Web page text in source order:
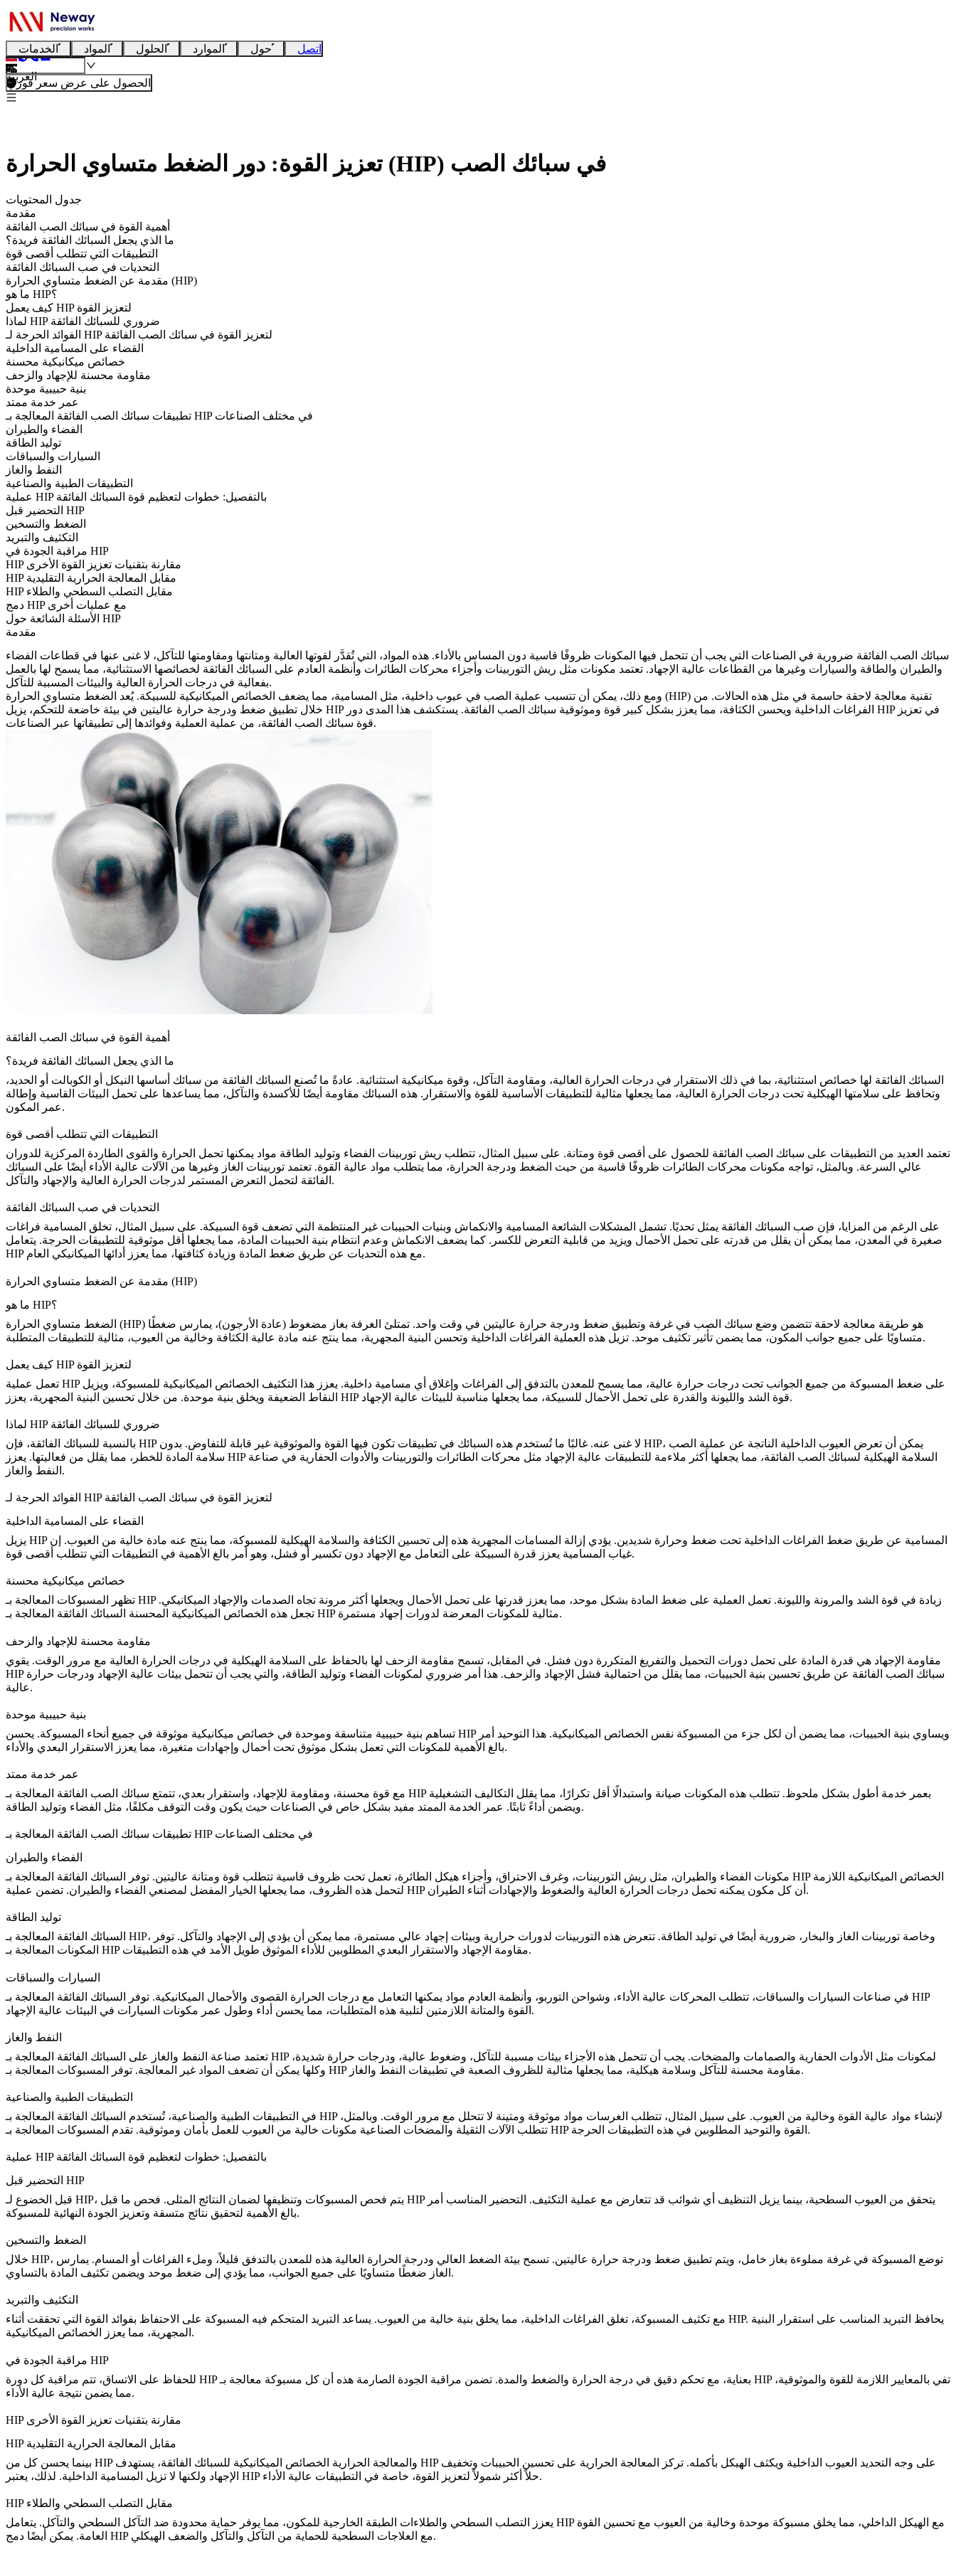
الخدمات المواد الحلول الموارد حول اتصل
العربية
الحصول على عرض سعر فوري
تعزيز القوة: دور الضغط متساوي الحرارة (HIP) في سبائك الصب
جدول المحتويات
مقدمة
أهمية القوة في سبائك الصب الفائقة
ما الذي يجعل السبائك الفائقة فريدة؟
التطبيقات التي تتطلب أقصى قوة
التحديات في صب السبائك الفائقة
مقدمة عن الضغط متساوي الحرارة (HIP)
ما هو HIP؟
كيف يعمل HIP لتعزيز القوة
لماذا HIP ضروري للسبائك الفائقة
الفوائد الحرجة لـ HIP لتعزيز القوة في سبائك الصب الفائقة
القضاء على المسامية الداخلية
خصائص ميكانيكية محسنة
مقاومة محسنة للإجهاد والزحف
بنية حبيبية موحدة
عمر خدمة ممتد
تطبيقات سبائك الصب الفائقة المعالجة بـ HIP في مختلف الصناعات
الفضاء والطيران
توليد الطاقة
السيارات والسباقات
النفط والغاز
التطبيقات الطبية والصناعية
عملية HIP بالتفصيل: خطوات لتعظيم قوة السبائك الفائقة
التحضير قبل HIP
الضغط والتسخين
التكثيف والتبريد
مراقبة الجودة في HIP
HIP مقارنة بتقنيات تعزيز القوة الأخرى
HIP مقابل المعالجة الحرارية التقليدية
HIP مقابل التصلب السطحي والطلاء
دمج HIP مع عمليات أخرى
الأسئلة الشائعة حول HIP
مقدمة
سبائك الصب الفائقة ضرورية في الصناعات التي يجب أن تتحمل فيها المكونات ظروفًا قاسية دون المساس بالأداء. هذه المواد، التي تُقدَّر لقوتها العالية ومتانتها ومقاومتها للتآكل، لا غنى عنها في قطاعات الفضاء
والطيران والطاقة والسيارات وغيرها من القطاعات عالية الإجهاد. تعتمد مكونات مثل ريش التوربينات وأجزاء محركات الطائرات وأنظمة العادم على السبائك الفائقة لخصائصها الاستثنائية، مما يسمح لها بالعمل
بفعالية في درجات الحرارة العالية والبيئات المسببة للتآكل.
ومع ذلك، يمكن أن تتسبب عملية الصب في عيوب داخلية، مثل المسامية، مما يضعف الخصائص الميكانيكية للسبيكة. يُعد الضغط متساوي الحرارة (HIP)
خلال تطبيق ضغط ودرجة حرارة عاليتين في بيئة خاضعة للتحكم، يزيل HIP الفراغات الداخلية ويحسن الكثافة، مما يعزز بشكل كبير قوة وموثوقية سبائك الصب الفائقة. يستكشف هذا المدى دور HIP في تعزيز
قوة سبائك الصب الفائقة، من عملية العملية وفوائدها إلى تطبيقاتها عبر الصناعات.
أهمية القوة في سبائك الصب الفائقة
ما الذي يجعل السبائك الفائقة فريدة؟
السبائك الفائقة لها خصائص استثنائية، بما في ذلك الاستقرار في درجات الحرارة العالية، ومقاومة التآكل، وقوة ميكانيكية استثنائية. عادةً ما تُصنع السبائك الفائقة من سبائك أساسها النيكل أو الكوبالت أو الحديد،
وتحافظ على سلامتها الهيكلية تحت درجات الحرارة العالية، مما يجعلها مثالية للتطبيقات الأساسية للقوة والاستقرار. هذه السبائك مقاومة أيضًا للأكسدة والتآكل، مما يساعدها على تحمل البيئات القاسية وإطالة
عمر المكون.
التطبيقات التي تتطلب أقصى قوة
تعتمد العديد من التطبيقات على سبائك الصب الفائقة للحصول على أقصى قوة ومتانة. على سبيل المثال، تتطلب ريش توربينات الفضاء وتوليد الطاقة مواد يمكنها تحمل الحرارة والقوى الطاردة المركزية للدوران
عالي السرعة. وبالمثل، تواجه مكونات محركات الطائرات ظروفًا قاسية من حيث الضغط ودرجة الحرارة، مما يتطلب مواد عالية القوة. تعتمد توربينات الغاز وغيرها من الآلات عالية الأداء أيضًا على السبائك
الفائقة لتحمل التعرض المستمر لدرجات الحرارة العالية والإجهاد والتآكل.
التحديات في صب السبائك الفائقة
على الرغم من المزايا، فإن صب السبائك الفائقة يمثل تحديًا. تشمل المشكلات الشائعة المسامية والانكماش وبنيات الحبيبات غير المنتظمة التي تضعف قوة السبيكة. على سبيل المثال، تخلق المسامية فراغات
صغيرة في المعدن، مما يمكن أن يقلل من قدرته على تحمل الأحمال ويزيد من قابلية التعرض للكسر. كما يضعف الانكماش وعدم انتظام بنية الحبيبات المادة، مما يجعلها أقل موثوقية للتطبيقات الحرجة. يتعامل
HIP
مع هذه التحديات عن طريق ضغط المادة وزيادة كثافتها، مما يعزز أدائها الميكانيكي العام.
مقدمة عن الضغط متساوي الحرارة (HIP)
ما هو HIP؟
الضغط متساوي الحرارة (HIP)
متساويًا على جميع جوانب المكون، مما يضمن تأثير تكثيف موحد. تزيل هذه العملية الفراغات الداخلية وتحسن البنية المجهرية، مما ينتج عنه مادة عالية الكثافة وخالية من العيوب، مثالية للتطبيقات المتطلبة.
كيف يعمل HIP لتعزيز القوة
تعمل عملية HIP على ضغط المسبوكة من جميع الجوانب تحت درجات حرارة عالية، مما يسمح للمعدن بالتدفق إلى الفراغات وإغلاق أي مسامية داخلية. يعزز هذا التكثيف الخصائص الميكانيكية للمسبوكة، ويزيل
النقاط الضعيفة ويخلق بنية موحدة. من خلال تحسين البنية المجهرية،
يعزز HIP قوة الشد والليونة والقدرة على تحمل الأحمال للسبيكة، مما يجعلها مناسبة للبيئات عالية الإجهاد.
لماذا HIP ضروري للسبائك الفائقة
بالنسبة للسبائك الفائقة، فإن HIP لا غنى عنه. غالبًا ما تُستخدم هذه السبائك في تطبيقات تكون فيها القوة والموثوقية غير قابلة للتفاوض. بدون HIP، يمكن أن تعرض العيوب الداخلية الناتجة عن عملية الصب
سلامة المادة للخطر، مما يقلل من فعاليتها.
يعزز HIP السلامة الهيكلية لسبائك الصب الفائقة، مما يجعلها أكثر ملاءمة للتطبيقات عالية الإجهاد مثل محركات الطائرات والتوربينات والأدوات الحفارية في صناعة
النفط والغاز.
الفوائد الحرجة لـ HIP لتعزيز القوة في سبائك الصب الفائقة
القضاء على المسامية الداخلية
يزيل HIP المسامية عن طريق ضغط الفراغات الداخلية تحت ضغط وحرارة شديدين. يؤدي إزالة المسامات المجهرية هذه إلى تحسين الكثافة والسلامة الهيكلية للمسبوكة، مما ينتج عنه مادة خالية من العيوب. إن
غياب المسامية يعزز قدرة السبيكة على التعامل مع الإجهاد دون تكسير أو فشل، وهو أمر بالغ الأهمية في التطبيقات التي تتطلب أقصى قوة.
خصائص ميكانيكية محسنة
تظهر المسبوكات المعالجة بـ HIP زيادة في قوة الشد والمرونة والليونة. تعمل العملية على ضغط المادة بشكل موحد، مما يعزز قدرتها على تحمل الأحمال ويجعلها أكثر مرونة تجاه الصدمات والإجهاد الميكانيكي.
تجعل هذه الخصائص الميكانيكية المحسنة السبائك الفائقة المعالجة بـ HIP مثالية للمكونات المعرضة لدورات إجهاد مستمرة.
مقاومة محسنة للإجهاد والزحف
مقاومة الإجهاد هي قدرة المادة على تحمل دورات التحميل والتفريغ المتكررة دون فشل. في المقابل، تسمح مقاومة الزحف لها بالحفاظ على السلامة الهيكلية في درجات الحرارة العالية مع مرور الوقت. يقوي
HIP سبائك الصب الفائقة عن طريق تحسين بنية الحبيبات، مما يقلل من احتمالية فشل الإجهاد والزحف. هذا أمر ضروري لمكونات الفضاء وتوليد الطاقة، والتي يجب أن تتحمل بيئات عالية الإجهاد ودرجات حرارة
عالية.
بنية حبيبية موحدة
تساهم بنية حبيبية متناسقة وموحدة في خصائص ميكانيكية موثوقة في جميع أنحاء المسبوكة. يحسن HIP ويساوي بنية الحبيبات، مما يضمن أن لكل جزء من المسبوكة نفس الخصائص الميكانيكية. هذا التوحيد أمر
بالغ الأهمية للمكونات التي تعمل بشكل موثوق تحت أحمال وإجهادات متغيرة، مما يعزز
الاستقرار البعدي والأداء .
عمر خدمة ممتد
مع قوة محسنة، ومقاومة للإجهاد، واستقرار بعدي، تتمتع سبائك الصب الفائقة المعالجة بـ HIP بعمر خدمة أطول بشكل ملحوظ. تتطلب هذه المكونات صيانة واستبدالًا أقل تكرارًا، مما يقلل التكاليف التشغيلية
ويضمن أداءً ثابتًا. عمر الخدمة الممتد مفيد بشكل خاص في الصناعات حيث يكون وقت التوقف مكلفًا، مثل الفضاء وتوليد الطاقة.
تطبيقات سبائك الصب الفائقة المعالجة بـ HIP في مختلف الصناعات
الفضاء والطيران
مكونات الفضاء والطيران، مثل ريش التوربينات، وغرف الاحتراق، وأجزاء هيكل الطائرة، تعمل تحت ظروف قاسية تتطلب قوة ومتانة عاليتين. توفر السبائك الفائقة المعالجة بـ HIPالخصائص الميكانيكية اللازمة
لتحمل هذه الظروف، مما يجعلها الخيار المفضل لمصنعي الفضاء والطيران. تضمن عملية HIP أن كل مكون يمكنه تحمل درجات الحرارة العالية والضغوط والإجهادات أثناء الطيران.
توليد الطاقة
السبائك الفائقة المعالجة بـ HIP، وخاصة توربينات الغاز والبخار، ضرورية أيضًا في توليد الطاقة. تتعرض هذه التوربينات لدورات حرارية وبيئات إجهاد عالي مستمرة، مما يمكن أن يؤدي إلى الإجهاد والتآكل. توفر
المكونات المعالجة بـ HIP مقاومة الإجهاد والاستقرار البعدي المطلوبين للأداء الموثوق طويل الأمد في هذه التطبيقات.
السيارات والسباقات
في صناعات السيارات والسباقات، تتطلب المحركات عالية الأداء، وشواحن التوربو، وأنظمة العادم مواد يمكنها التعامل مع درجات الحرارة القصوى والأحمال الميكانيكية. توفر السبائك الفائقة المعالجة بـ HIP
القوة والمتانة اللازمتين لتلبية هذه المتطلبات، مما يحسن أداء وطول عمر مكونات السيارات في البيئات عالية الإجهاد.
النفط والغاز
تعتمد صناعة النفط والغاز على السبائك الفائقة المعالجة بـ HIP لمكونات مثل الأدوات الحفارية والصمامات والمضخات. يجب أن تتحمل هذه الأجزاء بيئات مسببة للتآكل، وضغوط عالية، ودرجات حرارة شديدة،
وكلها يمكن أن تضعف المواد غير المعالجة. توفر المسبوكات المعالجة بـ HIP مقاومة محسنة للتآكل وسلامة هيكلية، مما يجعلها مثالية للظروف الصعبة في تطبيقات النفط والغاز.
التطبيقات الطبية والصناعية
في التطبيقات الطبية والصناعية، تُستخدم السبائك الفائقة المعالجة بـ HIP لإنشاء مواد عالية القوة وخالية من العيوب. على سبيل المثال، تتطلب الغرسات مواد موثوقة ومتينة لا تتحلل مع مرور الوقت. وبالمثل،
تتطلب الآلات الثقيلة والمضخات الصناعية مكونات خالية من العيوب للعمل بأمان وموثوقية. تقدم المسبوكات المعالجة بـ HIP القوة والتوحيد المطلوبين في هذه التطبيقات الحرجة.
عملية HIP بالتفصيل: خطوات لتعظيم قوة السبائك الفائقة
التحضير قبل HIP
قبل الخضوع لـ HIP، يتم فحص المسبوكات وتنظيفها لضمان النتائج المثلى. فحص ما قبل HIPيتحقق من العيوب السطحية، بينما يزيل التنظيف أي شوائب قد تتعارض مع عملية التكثيف. التحضير المناسب أمر
بالغ الأهمية لتحقيق نتائج متسقة وتعزيز الجودة النهائية للمسبوكة.
الضغط والتسخين
خلال HIP، توضع المسبوكة في غرفة مملوءة بغاز خامل، ويتم تطبيق ضغط ودرجة حرارة عاليتين. تسمح بيئة الضغط العالي ودرجة الحرارة العالية هذه للمعدن بالتدفق قليلاً، وملء الفراغات أو المسام. يمارس
الغاز ضغطًا متساويًا على جميع الجوانب، مما يؤدي إلى ضغط موحد ويضمن تكثيف المادة بالتساوي.
التكثيف والتبريد
مع تكثيف المسبوكة، تغلق الفراغات الداخلية، مما يخلق بنية خالية من العيوب. يساعد التبريد المتحكم فيه المسبوكة على الاحتفاظ بفوائد القوة التي تحققت أثناء HIP. يحافظ التبريد المناسب على استقرار البنية
المجهرية ، مما يعزز الخصائص الميكانيكية.
مراقبة الجودة في HIP
للحفاظ على الاتساق، تتم مراقبة كل دورة HIP بعناية، مع تحكم دقيق في درجة الحرارة والضغط والمدة. تضمن مراقبة الجودة الصارمة هذه أن كل مسبوكة معالجة بـ HIP تفي بالمعايير اللازمة للقوة والموثوقية،
مما يضمن نتيجة عالية الأداء.
HIP مقارنة بتقنيات تعزيز القوة الأخرى
HIP مقابل المعالجة الحرارية التقليدية
بينما يحسن كل من HIP والمعالجة الحرارية الخصائص الميكانيكية للسبائك الفائقة، يستهدف HIP على وجه التحديد العيوب الداخلية ويكثف الهيكل بأكمله. تركز المعالجة الحرارية على تحسين الحبيبات وتخفيف
الإجهاد
ولكنها لا تزيل المسامية الداخلية. لذلك، يعتبر HIP حلاً أكثر شمولاً لتعزيز القوة، خاصة في التطبيقات عالية الأداء.
HIP مقابل التصلب السطحي والطلاء
HIP مع الهيكل الداخلي، مما يخلق مسبوكة موحدة وخالية من العيوب مع تحسين القوة
العامة. يمكن أيضًا دمج HIP مع العلاجات السطحية للحماية من التآكل والتآكل والضعف الهيكلي.